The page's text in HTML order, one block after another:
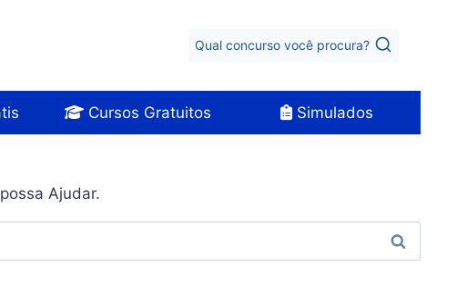
Qual concurso você procura?
Cursos Gratuitos Simulados
Ajudar.